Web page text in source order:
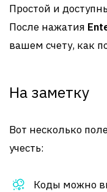
Простой и
После нажатия
вашем счету, как
На заметку
Вот несколько
учесть:
Коды можно